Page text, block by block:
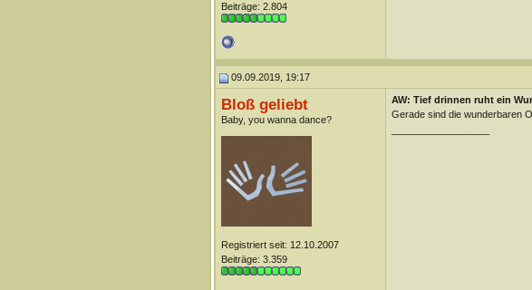
Beiträge: 2.804
09.09.2019, 19:17
Bloß geliebt
Baby, you wanna dance?
Registriert seit: 12.10.2007
Beiträge: 3.359
AW: Tief drinnen ruht ein
Gerade sind die wunderbaren